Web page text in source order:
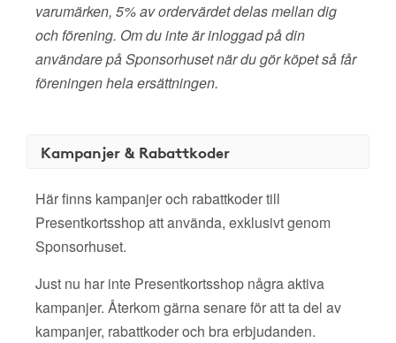
varumärken, 5% av ordervärdet delas mellan dig
och förening. Om du inte är inloggad på din
användare på Sponsorhuset när du gör köpet så får
föreningen hela ersättningen.
Kampanjer & Rabattkoder
Här finns kampanjer och rabattkoder till
Presentkortsshop att använda, exklusivt genom
Sponsorhuset.
Just nu har inte Presentkortsshop några aktiva
kampanjer. Återkom gärna senare för att ta del av
kampanjer, rabattkoder och bra erbjudanden.